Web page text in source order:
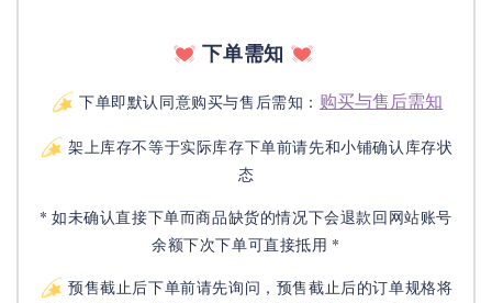
下单需知
下单即默认同意购买与售后需知： 购买与售后需知
架上库存不等于实际库存下单前请先和小铺确认库存状
态
* 如未确认直接下单而商品缺货的情况下会退款回网站账号
余额下次下单可直接抵用 *
预售截止后下单前请先询问，预售截止后的订单规格将